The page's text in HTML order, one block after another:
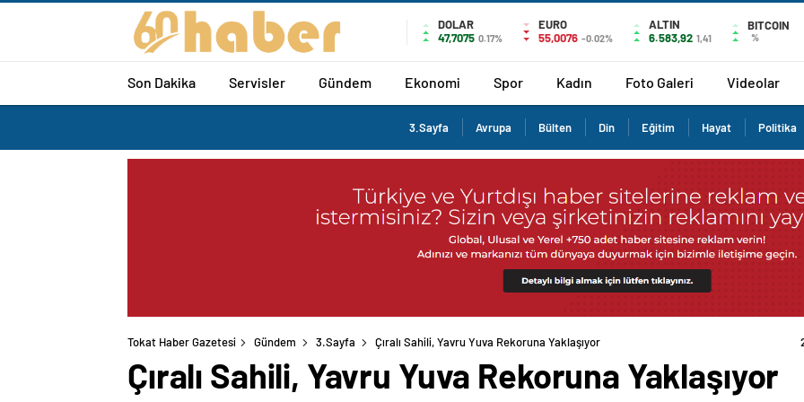
DOLAR
47,7075 0.17%
EURO
55,0076 -0.02%
ALTIN
6.583,92 1,41
BITCOIN
%
Son Dakika Servisler Gündem Ekonomi Spor Kadın Foto Galeri Videolar
3.Sayfa Avrupa Bülten Din Eğitim Hayat Politika
Tokat Haber Gazetesi Gündem 3.Sayfa Çıralı Sahili, Yavru Yuva Rekoruna Yaklaşıyor
Çıralı Sahili, Yavru Yuva Rekoruna Yaklaşıyor